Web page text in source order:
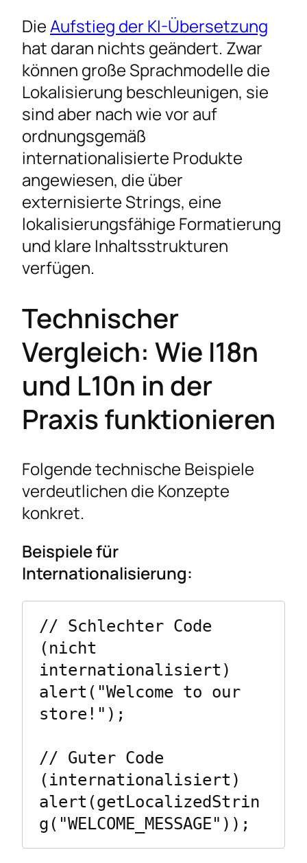
DieAufstieg der KI-Übersetzung
hat daran nichts geändert. Zwar
können große Sprachmodelle die
Lokalisierung beschleunigen, sie
sind aber nach wie vor auf
ordnungsgemäß
internationalisierte Produkte
angewiesen, die über
externisierte Strings, eine
lokalisierungsfähige Formatierung
und klare Inhaltsstrukturen
verfügen.
Technischer
Vergleich: Wie I18n
und L10n in der
Praxis funktionieren
Folgende technische Beispiele
verdeutlichen die Konzepte
konkret.
Beispiele für
Internationalisierung:
// Schlechter Code
(nicht
internationalisiert)
alert("Welcome to our
store!");
// Guter Code
(internationalisiert)
alert(getLocalizedStrin
g("WELCOME_MESSAGE"));